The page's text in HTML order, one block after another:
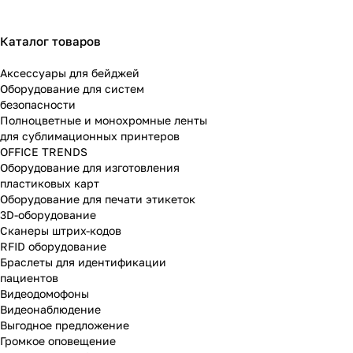
Каталог товаров
Аксессуары для бейджей
Оборудование для систем
безопасности
Полноцветные и монохромные ленты
для сублимационных принтеров
OFFICE TRENDS
Оборудование для изготовления
пластиковых карт
Оборудование для печати этикеток
3D-оборудование
Cканеры штрих-кодов
RFID оборудование
Браслеты для идентификации
пациентов
Видеодомофоны
Видеонаблюдение
Выгодное предложение
Громкое оповещение